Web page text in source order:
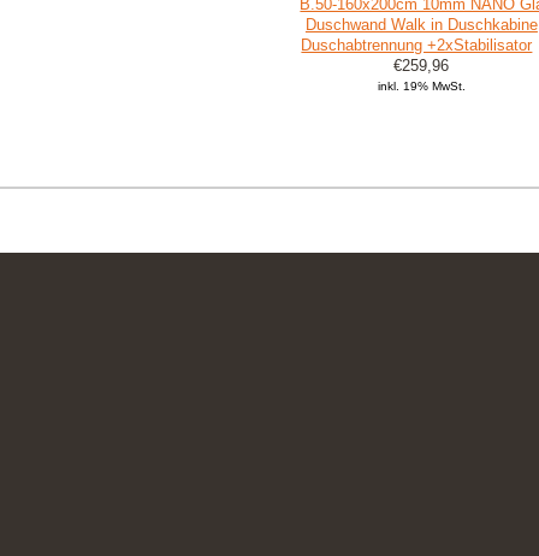
B.50-160x200cm 10mm NANO
Duschwand Walk in Duschkabine
Duschabtrennung +2xStabilisator
€259,96
inkl. 19% MwSt.